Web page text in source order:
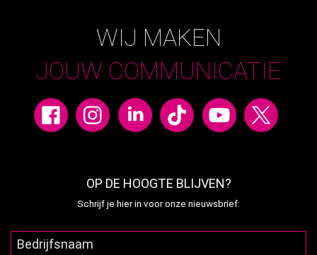
WIJ MAKEN
JOUW COMMUNICATIE
OP DE HOOGTE BLIJVEN?
Schrijf je hier in voor onze nieuwsbrief: